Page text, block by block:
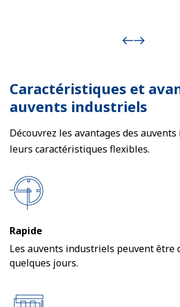
Caractéristiques et
auvents industriels
Découvrez les avantages des
leurs caractéristiques flexibles.
Rapide
Les auvents industriels peuvent être
quelques jours.